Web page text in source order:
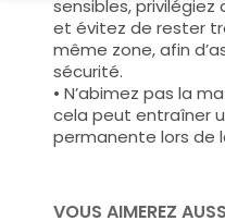
sensibles,
et évitez de rester
même zone, afin
sécurité.
• N’abimez pas la
cela peut entraîner
permanente lors de
VOUS AIMEREZ